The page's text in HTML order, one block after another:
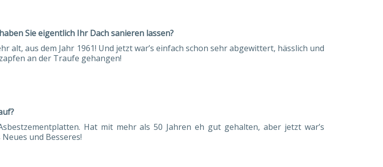
Sie eigentlich Ihr Dach sanieren lassen?
alt, aus dem Jahr 1961! Und jetzt war’s einfach schon sehr abgewittert, hässlich und
an der Traufe gehangen!
Hat mit mehr als 50 Jahren eh gut gehalten, aber jetzt war’s
und Besseres!